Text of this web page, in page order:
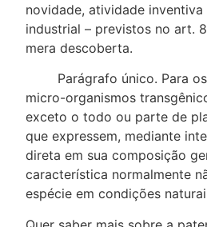
novidade, atividade inventiva
industrial – previstos no art.
mera descoberta.
Parágrafo único. Para os
micro-organismos
exceto o todo ou parte de
que expressem, mediante
direta em sua composição
característica normalmente
espécie em condições